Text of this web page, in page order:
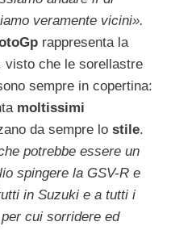
veramente vicini».
rappresenta la
visto che le sorellastre
sempre in copertina:
moltissimi
da sempre lo stile.
potrebbe essere un
spingere la GSV-R e
in Suzuki e a tutti i
cui sorridere ed